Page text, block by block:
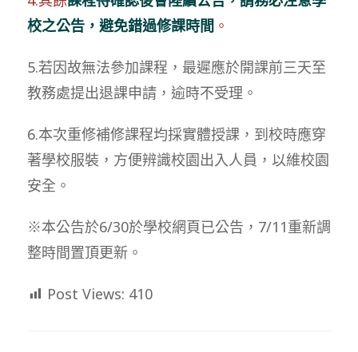
校之公告，避免錯過修課時間 。
5.若因故無法參加課程，最遲應於開課前三天至
教務處提出退課申請，逾時不受理。
6.本次重修補修課程均採實體授課，到校時應穿
著學校服裝，方便辨識校園出入人員，以維校園
安全。
※本公告於6/30於學校網頁已公告，7/11重新調
整時間置頂更新。
Post Views: 410